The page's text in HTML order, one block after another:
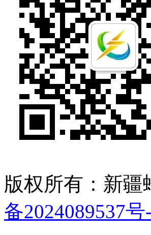
版权所有：新
备2024089537号